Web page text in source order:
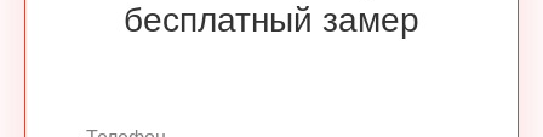
бесплатный замер